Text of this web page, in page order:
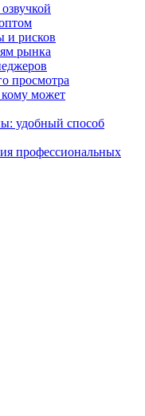
и рисков
рынка
просмотра
кому может
удобный способ
профессиональных